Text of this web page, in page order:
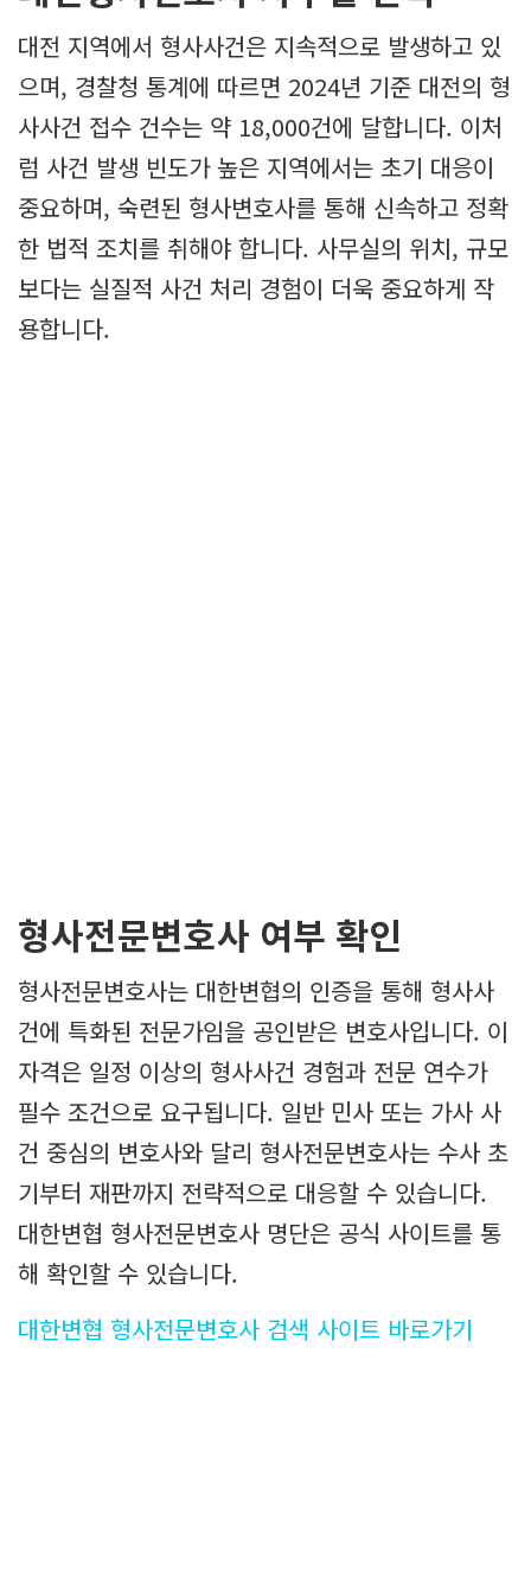
대전 지역에서 형사사건은 지속적으로 발생하고 있
으며, 경찰청 통계에 따르면 2024년 기준 대전의 형
사사건 접수 건수는 약 18,000건에 달합니다. 이처
럼 사건 발생 빈도가 높은 지역에서는 초기 대응이
중요하며, 숙련된 형사변호사를 통해 신속하고 정확
한 법적 조치를 취해야 합니다. 사무실의 위치, 규모
보다는 실질적 사건 처리 경험이 더욱 중요하게 작
용합니다.
형사전문변호사 여부 확인
형사전문변호사는 대한변협의 인증을 통해 형사사
건에 특화된 전문가임을 공인받은 변호사입니다. 이
자격은 일정 이상의 형사사건 경험과 전문 연수가
필수 조건으로 요구됩니다. 일반 민사 또는 가사 사
건 중심의 변호사와 달리 형사전문변호사는 수사 초
기부터 재판까지 전략적으로 대응할 수 있습니다.
대한변협 형사전문변호사 명단은 공식 사이트를 통
해 확인할 수 있습니다.
대한변협 형사전문변호사 검색 사이트 바로가기